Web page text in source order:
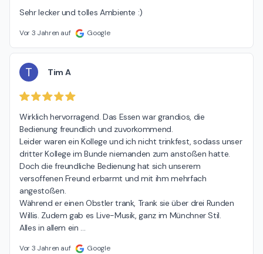
Sehr lecker und tolles Ambiente :)
Vor 3 Jahren auf Google
T Tim A
Wirklich hervorragend. Das Essen war grandios, die
Bedienung freundlich und zuvorkommend.
Leider waren ein Kollege und ich nicht trinkfest, sodass unser
dritter Kollege im Bunde niemanden zum anstoßen hatte.
Doch die freundliche Bedienung hat sich unserem
versoffenen Freund erbarmt und mit ihm mehrfach
angestoßen.
Während er einen Obstler trank, Trank sie über drei Runden
Willis. Zudem gab es Live-Musik, ganz im Münchner Stil.
Alles in allem ein …
Vor 3 Jahren auf Google